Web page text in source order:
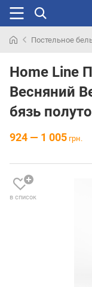
раньше
Постельное
Home Line
Весняний
бязь
924 — 1 005 грн.
в список